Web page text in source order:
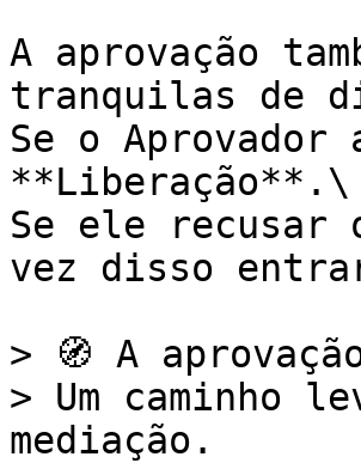
A aprovação
tranquilas de
Se o
**Liberação**.\
Se ele recusar
vez disso
> 🧭 A
> Um caminho
mediação.